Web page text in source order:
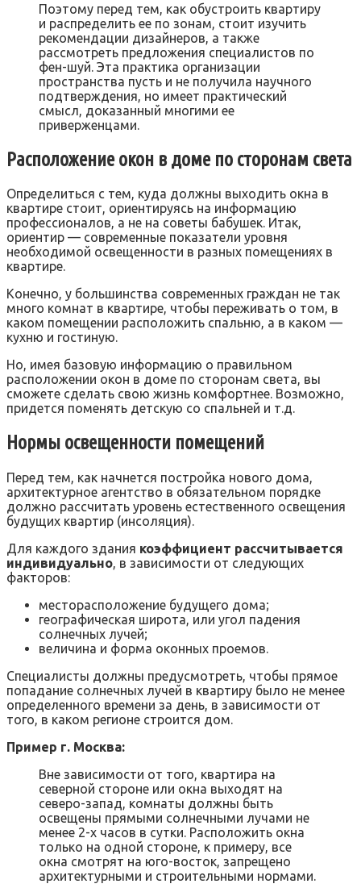
Поэтому перед тем, как обустроить квартиру
и распределить ее по зонам, стоит изучить
рекомендации дизайнеров, а также
рассмотреть предложения специалистов по
фен-шуй. Эта практика организации
пространства пусть и не получила научного
подтверждения, но имеет практический
смысл, доказанный многими ее
приверженцами.
Расположение окон в доме по сторонам света
Определиться с тем, куда должны выходить окна в
квартире стоит, ориентируясь на информацию
профессионалов, а не на советы бабушек. Итак,
ориентир — современные показатели уровня
необходимой освещенности в разных помещениях в
квартире.
Конечно, у большинства современных граждан не так
много комнат в квартире, чтобы переживать о том, в
каком помещении расположить спальню, а в каком —
кухню и гостиную.
Но, имея базовую информацию о правильном
расположении окон в доме по сторонам света, вы
сможете сделать свою жизнь комфортнее. Возможно,
придется поменять детскую со спальней и т.д.
Нормы освещенности помещений
Перед тем, как начнется постройка нового дома,
архитектурное агентство в обязательном порядке
должно рассчитать уровень естественного освещения
будущих квартир (инсоляция).
Для каждого здания коэффициент рассчитывается
индивидуально, в зависимости от следующих
факторов:
месторасположение будущего дома;
географическая широта, или угол падения
солнечных лучей;
величина и форма оконных проемов.
Специалисты должны предусмотреть, чтобы прямое
попадание солнечных лучей в квартиру было не менее
определенного времени за день, в зависимости от
того, в каком регионе строится дом.
Пример г. Москва:
Вне зависимости от того, квартира на
северной стороне или окна выходят на
северо-запад, комнаты должны быть
освещены прямыми солнечными лучами не
менее 2-х часов в сутки. Расположить окна
только на одной стороне, к примеру, все
окна смотрят на юго-восток, запрещено
архитектурными и строительными нормами.